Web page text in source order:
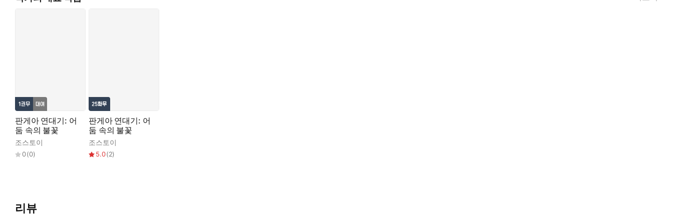
판게아 연대기: 어
둠 속의 불꽃
조스토이
0(0)
판게아 연대기: 어
둠 속의 불꽃
조스토이
5.0(2)
리뷰